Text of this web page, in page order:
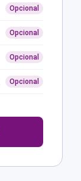
Opcional
Opcional
Opcional
Opcional